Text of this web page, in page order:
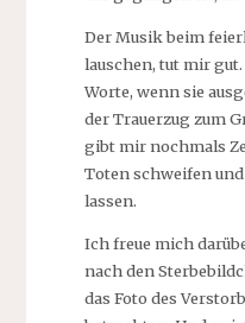
Der Musik beim
lauschen, tut mir
Worte, wenn sie
der Trauerzug zum
gibt mir nochmals
Toten schweifen
lassen.
Ich freue mich
nach den
das Foto des